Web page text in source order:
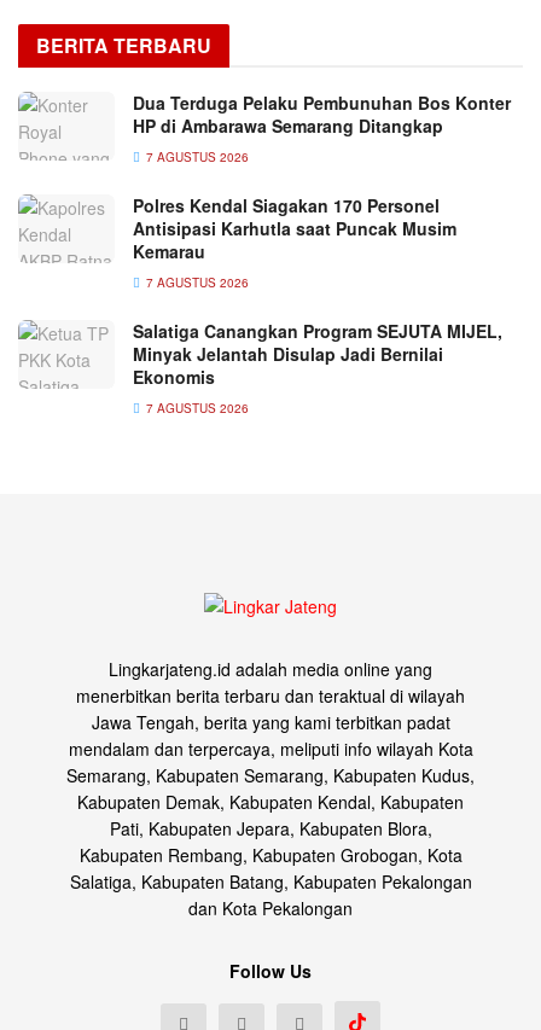
BERITA TERBARU
Dua Terduga Pelaku Pembunuhan Bos Konter
HP di Ambarawa Semarang Ditangkap
7 AGUSTUS 2026
Polres Kendal Siagakan 170 Personel
Antisipasi Karhutla saat Puncak Musim
Kemarau
7 AGUSTUS 2026
Salatiga Canangkan Program SEJUTA MIJEL,
Minyak Jelantah Disulap Jadi Bernilai
Ekonomis
7 AGUSTUS 2026
Lingkarjateng.id adalah media online yang
menerbitkan berita terbaru dan teraktual di wilayah
Jawa Tengah, berita yang kami terbitkan padat
mendalam dan terpercaya, meliputi info wilayah Kota
Semarang, Kabupaten Semarang, Kabupaten Kudus,
Kabupaten Demak, Kabupaten Kendal, Kabupaten
Pati, Kabupaten Jepara, Kabupaten Blora,
Kabupaten Rembang, Kabupaten Grobogan, Kota
Salatiga, Kabupaten Batang, Kabupaten Pekalongan
dan Kota Pekalongan
Follow Us